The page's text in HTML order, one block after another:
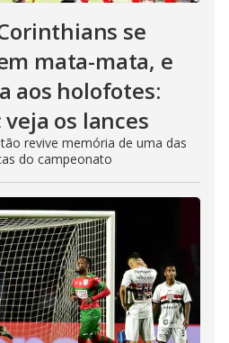
se
mata-mata, e
aos holofotes:
os lances
revive memória de uma das
do campeonato